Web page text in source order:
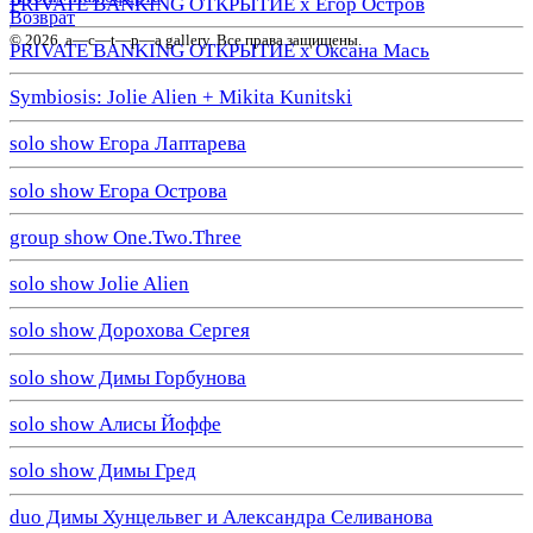
PRIVATE BANKING ОТКРЫТИЕ х Оксана Мась
Symbiosis: Jolie Alien + Mikita Kunitski
solo show Егора Лаптарева
solo show Егора Острова
group show One.Two.Three
solo show Jolie Alien
solo show Дорохова Сергея
solo show Димы Горбунова
solo show Алисы Йоффе
solo show Димы Гред
duo Димы Хунцельвег и Александра Селиванова
Возврат
© 2026. a—с—t—р—a gallery. Все права защищены.